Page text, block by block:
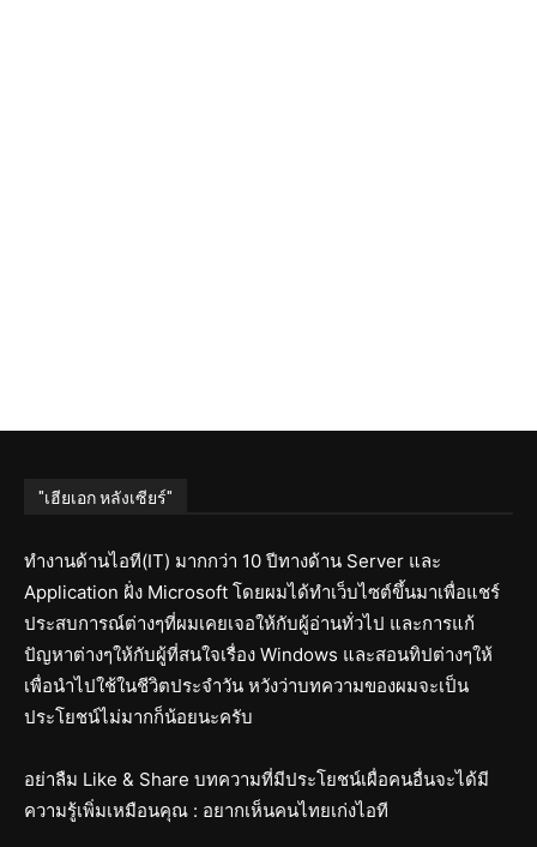
"เฮียเอก หลังเซียร์"
ทำงานด้านไอที(IT) มากกว่า 10 ปีทางด้าน Server และ
Application ฝั่ง Microsoft โดยผมได้ทำเว็บไซต์ขึ้นมาเพื่อแชร์
ประสบการณ์ต่างๆที่ผมเคยเจอให้กับผู้อ่านทั่วไป และการแก้
ปัญหาต่างๆให้กับผู้ที่สนใจเรื่อง Windows และสอนทิปต่างๆให้
เพื่อนำไปใช้ในชีวิตประจำวัน หวังว่าบทความของผมจะเป็น
ประโยชน์ไม่มากก็น้อยนะครับ
อย่าลืม Like & Share บทความที่มีประโยชน์เผื่อคนอื่นจะได้มี
ความรู้เพิ่มเหมือนคุณ : อยากเห็นคนไทยเก่งไอที